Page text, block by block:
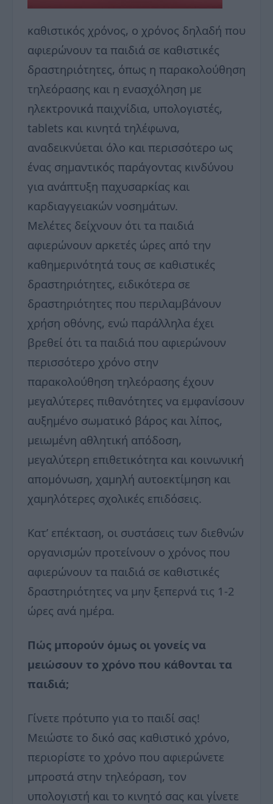
καθιστικός χρόνος, ο χρόνος δηλαδή που
αφιερώνουν τα παιδιά σε καθιστικές
δραστηριότητες, όπως η παρακολούθηση
τηλεόρασης και η ενασχόληση με
ηλεκτρονικά παιχνίδια, υπολογιστές,
tablets και κινητά τηλέφωνα,
αναδεικνύεται όλο και περισσότερο ως
ένας σημαντικός παράγοντας κινδύνου
για ανάπτυξη παχυσαρκίας και
καρδιαγγειακών νοσημάτων.
Μελέτες δείχνουν ότι τα παιδιά
αφιερώνουν αρκετές ώρες από την
καθημερινότητά τους σε καθιστικές
δραστηριότητες, ειδικότερα σε
δραστηριότητες που περιλαμβάνουν
χρήση οθόνης, ενώ παράλληλα έχει
βρεθεί ότι τα παιδιά που αφιερώνουν
περισσότερο χρόνο στην
παρακολούθηση τηλεόρασης έχουν
μεγαλύτερες πιθανότητες να εμφανίσουν
αυξημένο σωματικό βάρος και λίπος,
μειωμένη αθλητική απόδοση,
μεγαλύτερη επιθετικότητα και κοινωνική
απομόνωση, χαμηλή αυτοεκτίμηση και
χαμηλότερες σχολικές επιδόσεις.
Κατ’ επέκταση, οι συστάσεις των διεθνών
οργανισμών προτείνουν ο χρόνος που
αφιερώνουν τα παιδιά σε καθιστικές
δραστηριότητες να μην ξεπερνά τις 1-2
ώρες ανά ημέρα.
Πώς μπορούν όμως οι γονείς να
μειώσουν το χρόνο που κάθονται τα
παιδιά;
Γίνετε πρότυπο για το παιδί σας!
Μειώστε το δικό σας καθιστικό χρόνο,
περιορίστε το χρόνο που αφιερώνετε
μπροστά στην τηλεόραση, τον
υπολογιστή και το κινητό σας και γίνετε